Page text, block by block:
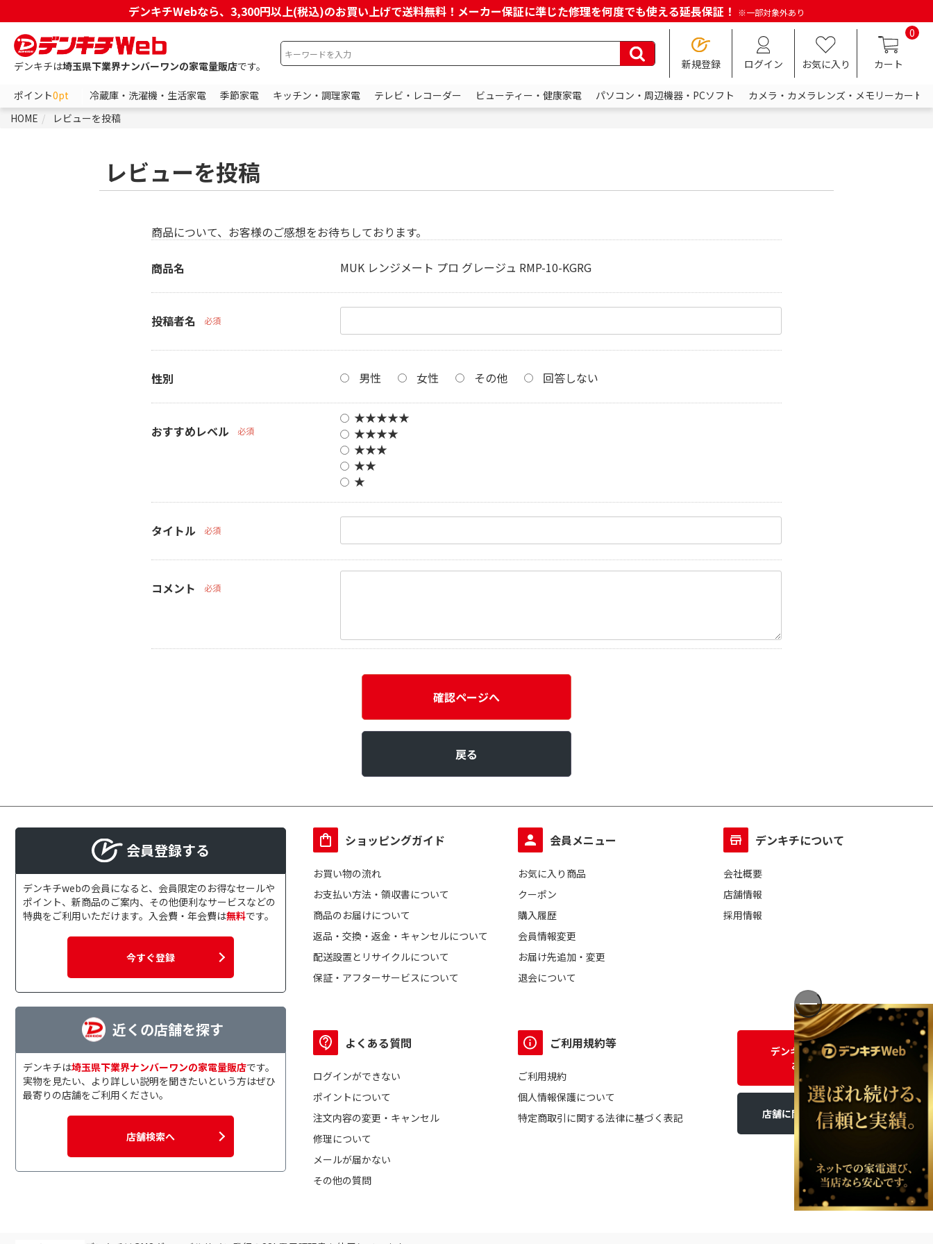
デンキチWebなら、3,300円以上(税込)のお買い上げで送料無料！メーカー保証に準じた修理を何度でも使える延長保証！ ※一部対象外あり
デンキチは埼玉県下業界ナンバーワンの家電量販店です。 新規登録 ログイン お気に入り
0
カート
ポイント0pt 冷蔵庫・洗濯機・生活家電 季節家電 キッチン・調理家電 テレビ・レコーダー ビューティー・健康家電 パソコン・周辺機器・PCソフト
カメラ・カメラレンズ・メモリーカード
HOME
レビューを投稿
レビューを投稿
商品について、お客様のご感想をお待ちしております。
商品名 MUK レンジメート プロ グレージュ RMP-10-KGRG
投稿者名 必須
性別 男性 女性 その他 回答しない
おすすめレベル 必須
★★★★★
★★★★
★★★
★★
★
タイトル 必須
コメント 必須
確認ページへ
戻る
会員登録する
デンキチwebの会員になると、会員限定のお得なセールや
ポイント、新商品のご案内、その他便利なサービスなどの
特典をご利用いただけます。入会費・年会費は無料です。
今すぐ登録
近くの店舗を探す
デンキチは埼玉県下業界ナンバーワンの家電量販店です。
実物を見たい、より詳しい説明を聞きたいという方はぜひ
最寄りの店舗をご利用ください。
店舗検索へ
ショッピングガイド
お買い物の流れ
お支払い方法・領収書について
商品のお届けについて
返品・交換・返金・キャンセルについて
配送設置とリサイクルについて
保証・アフターサービスについて
会員メニュー
お気に入り商品
クーポン
購入履歴
会員情報変更
お届け先追加・変更
退会について
デンキチについて
会社概要
店舗情報
採用情報
よくある質問
ログインができない
ポイントについて
注文内容の変更・キャンセル
修理について
メールが届かない
その他の質問
ご利用規約等
ご利用規約
個人情報保護について
特定商取引に関する法律に基づく表記
デンキチWEBに関する
お問い合わせ
店舗に関するお問い合わせ